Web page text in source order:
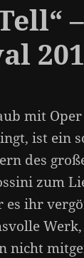
mit
ist ein
des
zum
es ihr
nicht